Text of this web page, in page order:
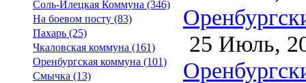
Соль-Илецкая Коммуна (346)
На боевом посту (83)
Пахарь (25)
Чкаловская коммуна (161)
Оренбургская коммуна (101)
Смычка (13)
25 Июль,